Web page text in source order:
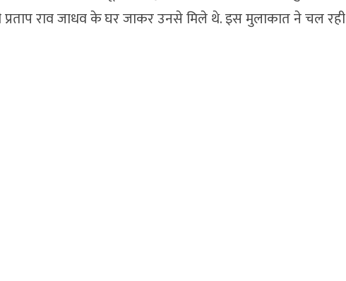
प्रताप राव जाधव के घर जाकर उनसे मिले थे. इस मुलाकात ने चल रही